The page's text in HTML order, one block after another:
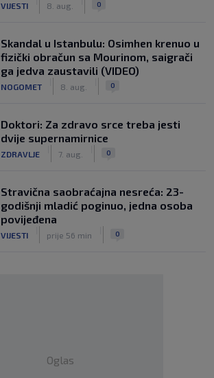
VIJESTI 8. aug. 0
Skandal u Istanbulu: Osimhen krenuo u
fizički obračun sa Mourinom, saigrači
ga jedva zaustavili (VIDEO)
NOGOMET 8. aug. 0
Doktori: Za zdravo srce treba jesti
dvije supernamirnice
ZDRAVLJE 7. aug. 0
Stravična saobraćajna nesreća: 23-
godišnji mladić poginuo, jedna osoba
povijeđena
VIJESTI prije 56 min 0
Oglas